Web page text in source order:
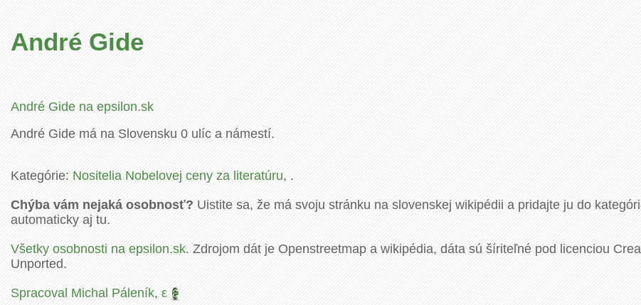
André Gide
André Gide na epsilon.sk
André Gide má na Slovensku 0 ulíc a námestí.
Kategórie:Nositelia Nobelovej ceny za literatúru, .
Chýba vám nejaká osobnosť?Uistite sa, že má svoju stránku na slovenskej wikipédii a pridajte ju do
automaticky aj tu.
Všetky osobnosti na epsilon.sk.Zdrojom dát je Openstreetmap a wikipédia, dáta sú šíriteľné pod licenciou
Unported.
Spracoval Michal Páleník,ε